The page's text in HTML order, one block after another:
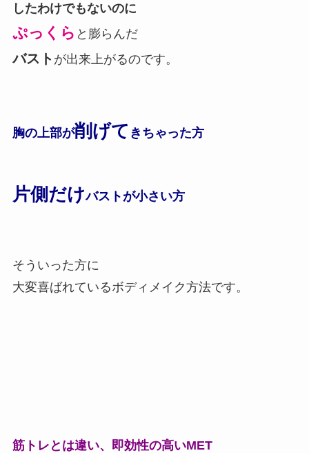
したわけでもないのに
ぷっくら と膨らんだ
バスト が出来上がるのです。
胸の上部が削げて きちゃった方
片側だけバストが小さい方
そういった方に
大変喜ばれているボディメイク方法です。
筋トレとは違い、即効性の高いMET